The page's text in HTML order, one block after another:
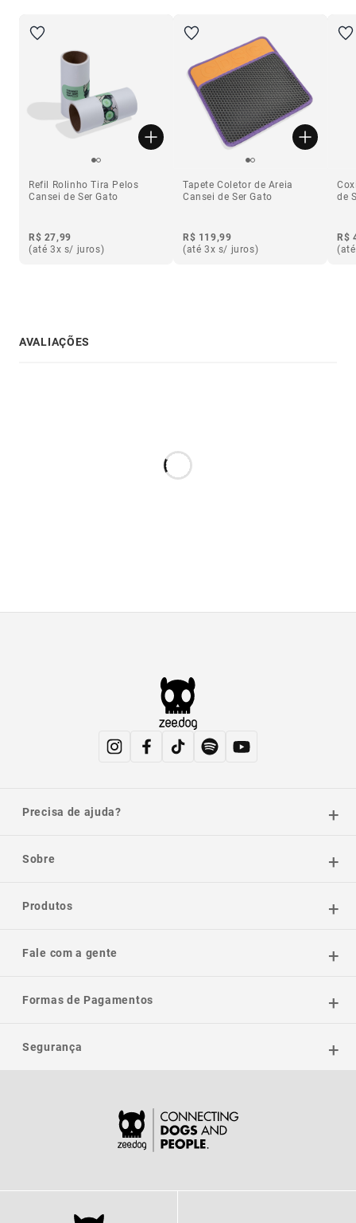
Refil Rolinho Tira Pelos
Cansei de Ser Gato
R$ 27,99
(até 3x s/ juros)
Tapete Coletor de Areia
Cansei de Ser Gato
R$ 119,99
(até 3x s/ juros)
de
R$
AVALIAÇÕES
Precisa de ajuda?
Sobre
Produtos
Fale com a gente
Formas de Pagamentos
Segurança